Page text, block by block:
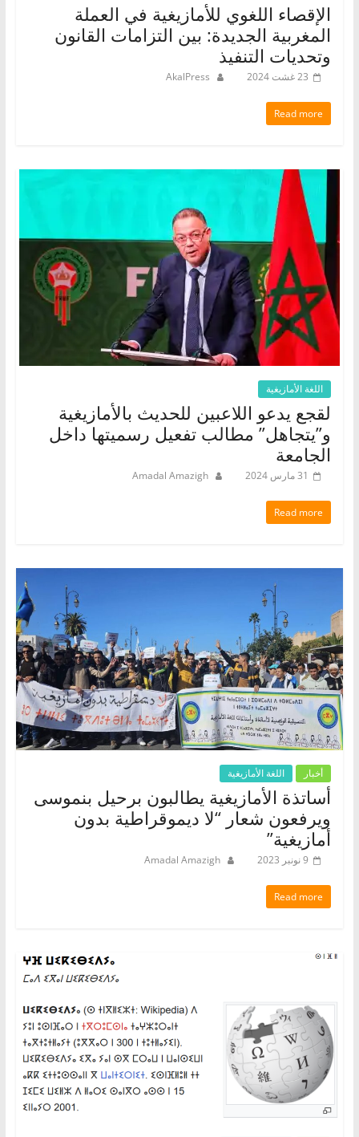
الإقصاء اللغوي للأمازيغية في العملة
المغربية الجديدة: بين التزامات القانون
وتحديات التنفيذ
23 غشت 2024 AkalPress
Read more
اللغة الأمازيغية
لقجع يدعو اللاعبين للحديث بالأمازيغية
و”يتجاهل” مطالب تفعيل رسميتها داخل
الجامعة
31 مارس 2024 Amadal Amazigh
Read more
أخبار اللغة الأمازيغية
أساتذة الأمازيغية يطالبون برحيل بنموسى
ويرفعون شعار “لا ديموقراطية بدون
أمازيغية”
9 نونبر 2023 Amadal Amazigh
Read more